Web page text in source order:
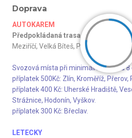
Doprava
AUTOKAREM
Předpokládaná trasa zájezdu: D1
Meziříčí, Velká Bíteš, Praha, Plzeň
Svozová místa při minimálním počtu
příplatek 500Kč: Zlín, Kroměříž, Přerov,
příplatek 400 Kč: Uherské Hradiště,
Strážnice, Hodonín, Vyškov.
příplatek 300 Kč: Břeclav.
LETECKY